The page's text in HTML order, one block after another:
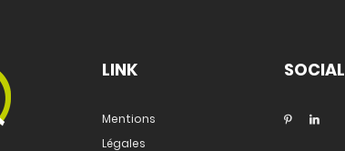
LINK
Mentions
Légales
SOCIAL